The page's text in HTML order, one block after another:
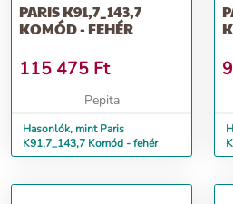
PARIS K91,7_143,7
KOMÓD - FEHÉR
115 475 Ft
Pepita
Hasonlók, mint Paris
K91,7_143,7 Komód - fehér